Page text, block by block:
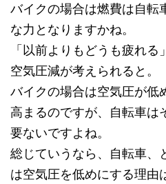
バイクの場合は燃費は自転
な力となりますかね。
「以前よりもどうも疲れ
空気圧減が考えられると。
バイクの場合は空気圧が低
高まるのですが、自転車は
要ないですよね。
総じていうなら、自転車、
は空気圧を低めにする理由